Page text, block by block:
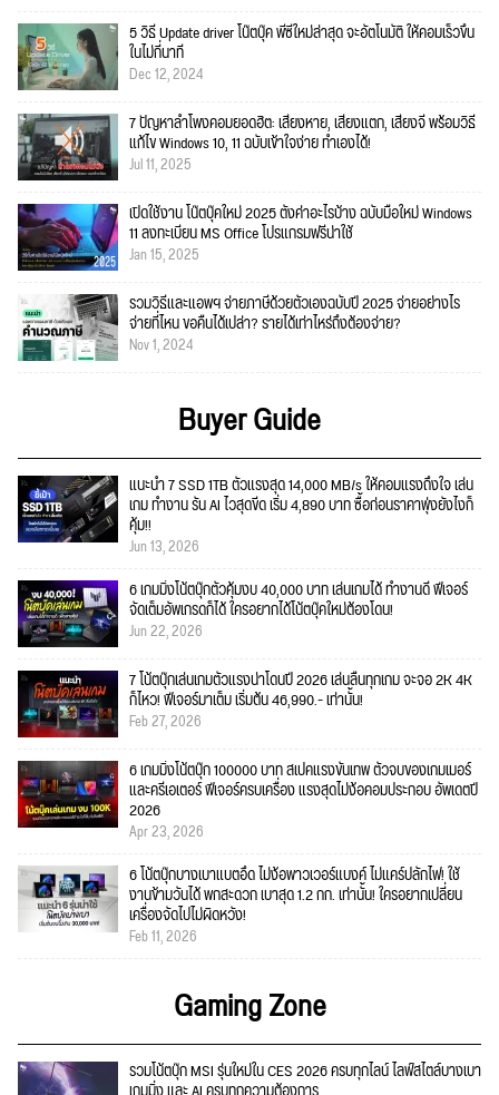
5 วิธี Update driver โน๊ตบุ๊ค พีซีใหม่ล่าสุด จะอัตโนมัติ ให้คอมเร็วขึ้น
ในไม่กี่นาที
Dec 12, 2024
7 ปัญหาลำโพงคอมยอดฮิต: เสียงหาย, เสียงแตก, เสียงจี่ พร้อมวิธี
แก้ไข Windows 10, 11 ฉบับเข้าใจง่าย ทำเองได้!
Jul 11, 2025
เปิดใช้งาน โน๊ตบุ๊คใหม่ 2025 ตั้งค่าอะไรบ้าง ฉบับมือใหม่ Windows
11 ลงทะเบียน MS Office โปรแกรมฟรีน่าใช้
Jan 15, 2025
รวมวิธีและแอพฯ จ่ายภาษีด้วยตัวเองฉบับปี 2025 จ่ายอย่างไร
จ่ายที่ไหน ขอคืนได้เปล่า? รายได้เท่าไหร่ถึงต้องจ่าย?
Nov 1, 2024
Buyer Guide
แนะนำ 7 SSD 1TB ตัวแรงสุด 14,000 MB/s ให้คอมแรงถึงใจ เล่น
เกม ทำงาน รัน AI ไวสุดขีด เริ่ม 4,890 บาท ซื้อก่อนราคาพุ่งยังไงก็
คุ้ม!!
Jun 13, 2026
6 เกมมิ่งโน้ตบุ๊กตัวคุ้มงบ 40,000 บาท เล่นเกมได้ ทำงานดี ฟีเจอร์
จัดเต็มอัพเกรดก็ได้ ใครอยากได้โน้ตบุ๊คใหม่ต้องโดน!
Jun 22, 2026
7 โน้ตบุ๊กเล่นเกมตัวแรงน่าโดนปี 2026 เล่นลื่นทุกเกม จะจอ 2K 4K
ก็ไหว! ฟีเจอร์มาเต็ม เริ่มต้น 46,990.- เท่านั้น!
Feb 27, 2026
6 เกมมิ่งโน้ตบุ๊ก 100000 บาท สเปคแรงขั้นเทพ ตัวจบของเกมเมอร์
และครีเอเตอร์ ฟีเจอร์ครบเครื่อง แรงสุดไม่ง้อคอมประกอบ อัพเดตปี
2026
Apr 23, 2026
6 โน้ตบุ๊กบางเบาแบตอึด ไม่ง้อพาวเวอร์แบงค์ ไม่แคร์ปลั๊กไฟ! ใช้
งานข้ามวันได้ พกสะดวก เบาสุด 1.2 กก. เท่านั้น! ใครอยากเปลี่ยน
เครื่องจัดไปไม่ผิดหวัง!
Feb 11, 2026
Gaming Zone
รวมโน้ตบุ๊ก MSI รุ่นใหม่ใน CES 2026 ครบทุกไลน์ ไลฟ์สไตล์บางเบา